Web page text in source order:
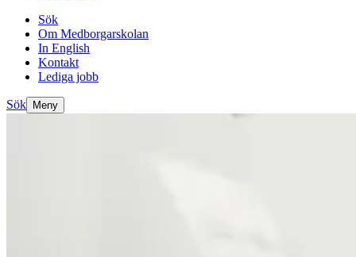
Sök
Om Medborgarskolan
In English
Kontakt
Lediga jobb
Sök Meny